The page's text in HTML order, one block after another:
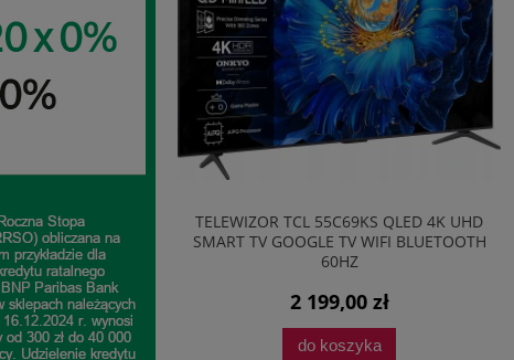
6KG 1000OBR
START BIAŁA
zł
TELEWIZOR TCL 55C69KS QLED 4K UHD
SMART TV GOOGLE TV WIFI BLUETOOTH
60HZ
2 199,00 zł
do koszyka